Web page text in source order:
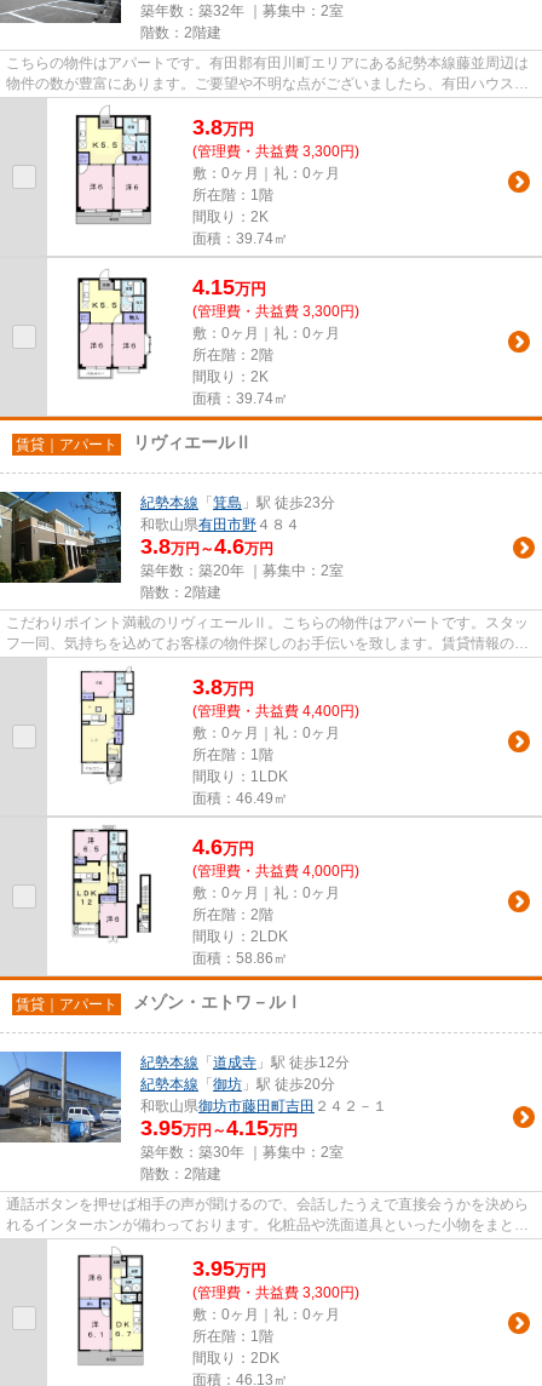
築年数：築32年 ｜募集中： 2室
階数：2階建
こちらの物件はアパートです。有田郡有田川町エリアにある紀勢本線藤並周辺は
物件の数が豊富にあります。ご要望や不明な点がございましたら、有田ハウスに
ご連絡下さい。
3.8万円
(管理費・共益費 3,300円)
敷：0ヶ月｜礼：0ヶ月
所在階：1階
間取り：2K
面積：39.74㎡
4.15万円
(管理費・共益費 3,300円)
敷：0ヶ月｜礼：0ヶ月
所在階：2階
間取り：2K
面積：39.74㎡
賃貸｜アパート リヴィエールⅡ
紀勢本線 「 箕島 」駅 徒歩23分
和歌山県有田市野 ４８４
3.8万円～4.6万円
築年数：築20年 ｜募集中： 2室
階数：2階建
こだわりポイント満載のリヴィエールⅡ。こちらの物件はアパートです。スタッ
フ一同、気持ちを込めてお客様の物件探しのお手伝いを致します。賃貸情報のこ
となら、豊富な物件情報を取り...
3.8万円
(管理費・共益費 4,400円)
敷：0ヶ月｜礼：0ヶ月
所在階：1階
間取り：1LDK
面積：46.49㎡
4.6万円
(管理費・共益費 4,000円)
敷：0ヶ月｜礼：0ヶ月
所在階：2階
間取り：2LDK
面積：58.86㎡
賃貸｜アパート メゾン・エトワ－ルⅠ
紀勢本線 「 道成寺 」駅 徒歩12分
紀勢本線 「 御坊 」駅 徒歩20分
和歌山県御坊市藤田町吉田 ２４２－１
3.95万円～4.15万円
築年数：築30年 ｜募集中： 2室
階数：2階建
通話ボタンを押せば相手の声が聞けるので、会話したうえで直接会うかを決めら
れるインターホンが備わっております。化粧品や洗面道具といった小物をまとめ
て収納できる独立洗面台があ...
3.95万円
(管理費・共益費 3,300円)
敷：0ヶ月｜礼：0ヶ月
所在階：1階
間取り：2DK
面積：46.13㎡